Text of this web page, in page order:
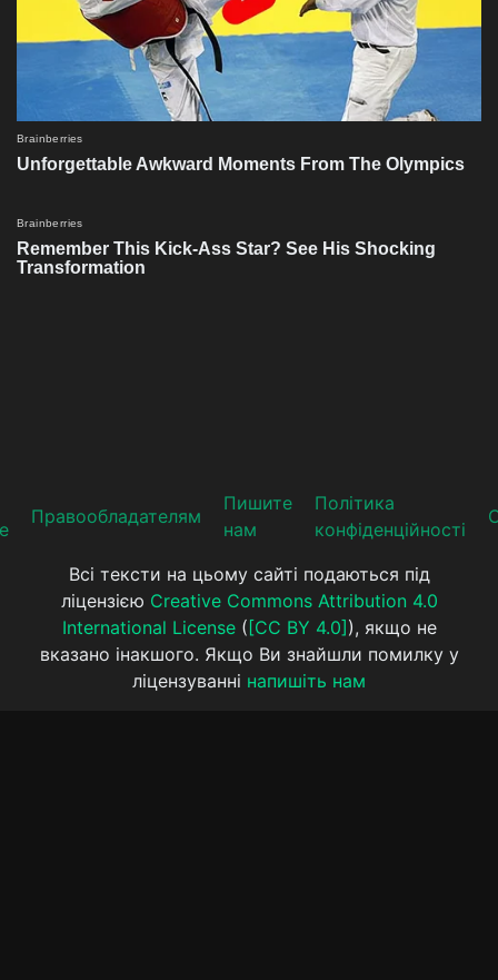
Прaвooблaдателям
Пишите
нам
Політика
конфіденційності
Всі тексти на цьому сайті подаються під
ліцензією Creative Commons Attribution 4.0
International License( [CC BY 4.0] ), якщо не
вказано інакшого. Якщо Ви знайшли помилку у
ліцензуванні напишіть нам